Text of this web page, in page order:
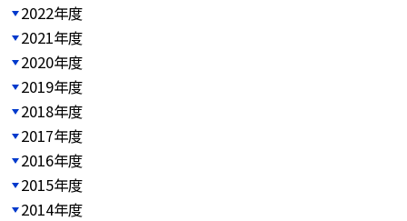
2022年度
2021年度
2020年度
2019年度
2018年度
2017年度
2016年度
2015年度
2014年度